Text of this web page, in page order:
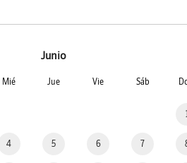
Junio
Mié Jue Vie Sáb
4 5 6 7